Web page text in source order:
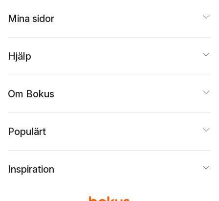
Mina sidor
Hjälp
Om Bokus
Populärt
Inspiration